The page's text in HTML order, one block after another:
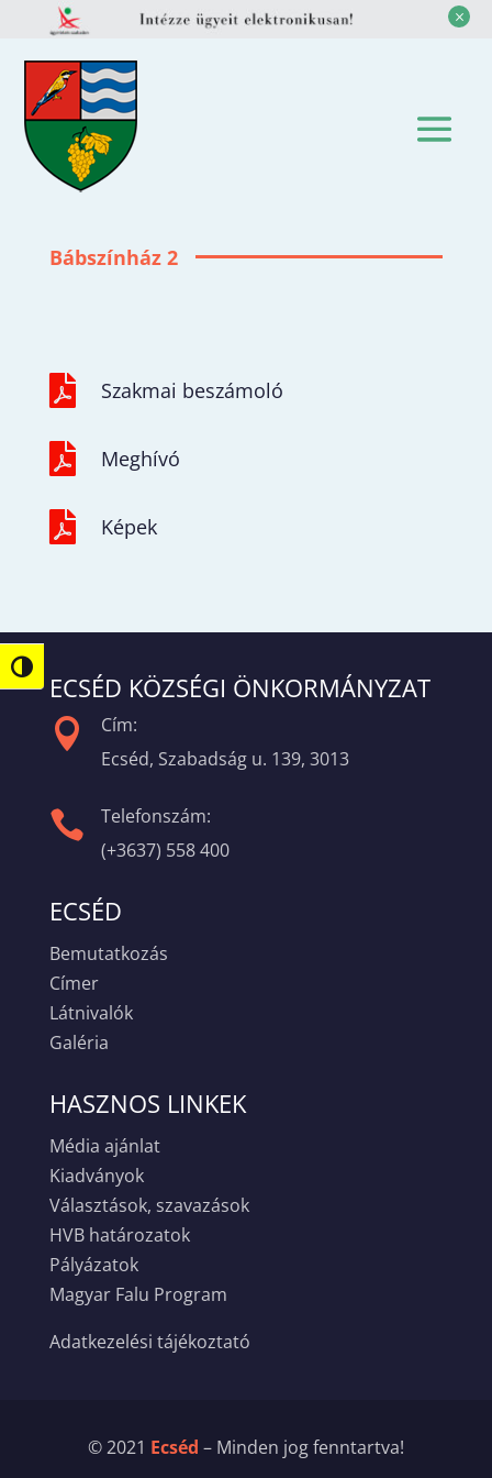
Nagy kontraszt váltása
M
Bábszínház 2
 Szakmai beszámoló
 Meghívó
 Képek
ECSÉD KÖZSÉGI ÖNKORMÁNYZAT

Cím:
Ecséd, Szabadság u. 139, 3013

Telefonszám:
(+3637) 558 400
ECSÉD
Bemutatkozás
Címer
Látnivalók
Galéria
HASZNOS LINKEK
Média ajánlat
Kiadványok
Választások, szavazások
HVB határozatok
Pályázatok
Magyar Falu Program
Adatkezelési tájékoztató
© 2021 Ecséd – Minden jog fenntartva!